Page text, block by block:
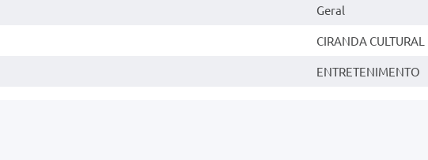
Geral
CIRANDA CULTURAL
ENTRETENIMENTO